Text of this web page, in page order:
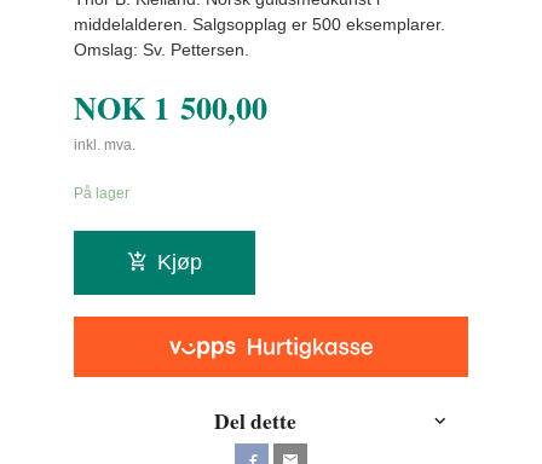
middelalderen. Salgsopplag er 500 eksemplarer.
Omslag: Sv. Pettersen.
NOK 1 500,00
inkl. mva.
På lager
Kjøp
Del dette